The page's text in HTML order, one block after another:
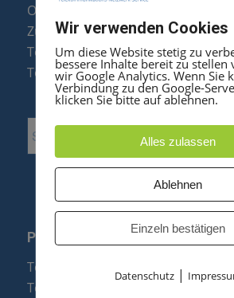
Octophon F Display Reparatur
Zubehör & Ersatzteile
Telefonanlagen Optimierung
Telefonanlagen Erweiterung
PRODUKTE
Telefonanlagen
Telefone
Wir verwenden Cookies
Um diese Website stetig zu
bessere Inhalte bereit zu stellen
wir Google Analytics. Wenn Sie
Verbindung zu den Google-
klicken Sie bitte auf ablehnen.
Alles zulassen
Ablehnen
Einzeln bestätigen
Datenschutz|